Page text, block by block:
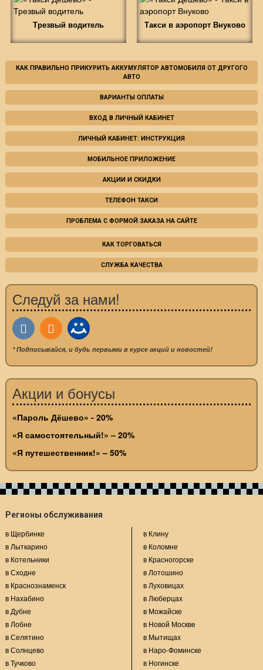
Трезвый водитель Такси в аэропорт Внуково
КАК ПРАВИЛЬНО ПРИКУРИТЬ АККУМУЛЯТОР АВТОМОБИЛЯ ОТ ДРУГОГО
АВТО
ВАРИАНТЫ ОПЛАТЫ
ВХОД В ЛИЧНЫЙ КАБИНЕТ
ЛИЧНЫЙ КАБИНЕТ: ИНСТРУКЦИЯ
МОБИЛЬНОЕ ПРИЛОЖЕНИЕ
АКЦИИ И СКИДКИ
ТЕЛЕФОН ТАКСИ
ПРОБЛЕМА С ФОРМОЙ ЗАКАЗА НА САЙТЕ
КАК ТОРГОВАТЬСЯ
СЛУЖБА КАЧЕСТВА
Следуй за нами!
* Подписывайся, и будь первыми в курсе акций и новостей!
Акции и бонусы
«Пароль Дёшево» - 20%
«Я самостоятельный!» – 20%
«Я путешественник!» – 50%
Регионы обслуживания
в Щербинке
в Лыткарино
в Котельники
в Сходне
в Краснознаменск
в Нахабино
в Дубне
в Лобне
в Селятино
в Солнцево
в Тучково
в Клину
в Коломне
в Красногорске
в Лотошино
в Луховицах
в Люберцах
в Можайске
в Новой Москве
в Мытищах
в Наро-Фоминске
в Ногинске